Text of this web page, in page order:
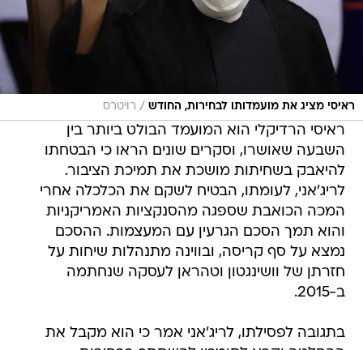
ראיסי מציג את מועמדותו לבחירות, החודש / רויטרס
ראיסי הרדיקלי הוא המועמד הבולט ביותר בין
השבעה שאושרו, וסקרים שונים הראו כי הבטחתו
להיאבק בשחיתות מושכת את תמיכת הציבור.
לריג'אני, לעומתו, הבטיח לשקם את הכלכלה אחרי
המכה הכואבת שספגה מהסנקציות האמריקניות
והוא תמך הסכם הגרעין עם המעצמות. ההסכם
נמצא על סף קריסה, ובווינה מתנהלות שיחות על
חזרתן של וושינגטון וטהראן לעסקה שנחתמה
ב-2015.
בתגובה לפסילתו, לריג'אני אמר כי הוא מקבל את